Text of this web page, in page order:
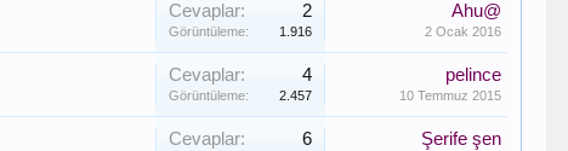
Cevaplar: 2
Görüntüleme: 1.916
Ahu@
2 Ocak 2016
Cevaplar: 4
Görüntüleme: 2.457
pelince
10 Temmuz 2015
Cevaplar: 6 Şerife şen